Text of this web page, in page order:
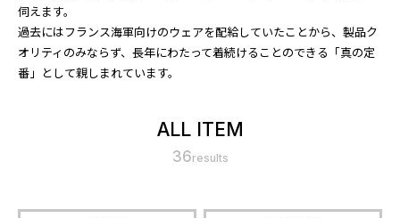
伺えます。
過去にはフランス海軍向けのウェアを配給していたことから、製品ク
オリティのみならず、長年にわたって着続けることのできる「真の定
番」として親しまれています。
ALL ITEM
36results